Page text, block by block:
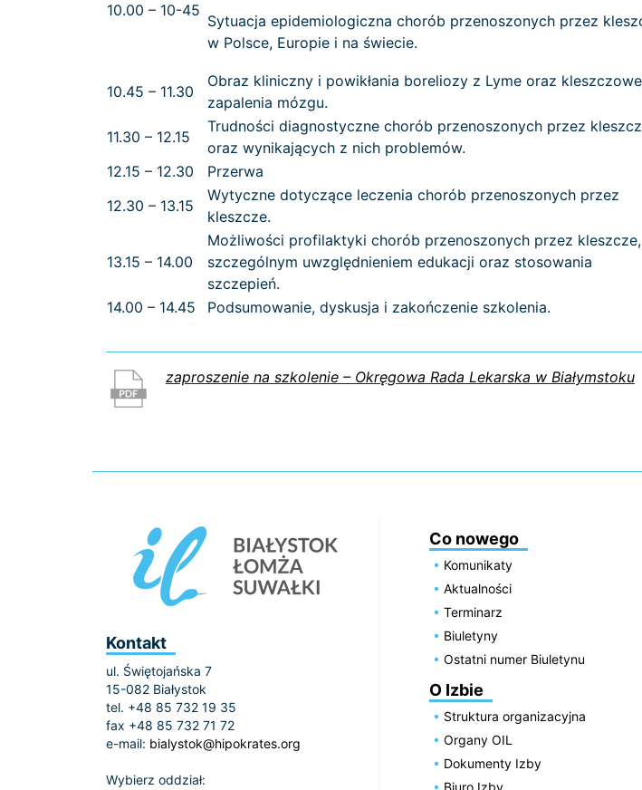
10.00 – 10-45
Sytuacja epidemiologiczna chorób przenoszonych przez
w Polsce, Europie i na świecie.
10.45 – 11.30
Obraz kliniczny i powikłania boreliozy z Lyme oraz
zapalenia mózgu.
11.30 – 12.15
Trudności diagnostyczne chorób przenoszonych przez
oraz wynikających z nich problemów.
12.15 – 12.30
Przerwa
12.30 – 13.15
Wytyczne dotyczące leczenia chorób przenoszonych przez
kleszcze.
13.15 – 14.00
Możliwości profilaktyki chorób przenoszonych przez
szczególnym uwzględnieniem edukacji oraz stosowania
szczepień.
14.00 – 14.45
Podsumowanie, dyskusja i zakończenie szkolenia.
zaproszenie na szkolenie – Okręgowa Rada Lekarska w Białymstoku
Kontakt
ul. Świętojańska 7
15-082 Białystok
tel. +48 85 732 19 35
fax +48 85 732 71 72
e-mail: bialystok@hipokrates.org
Wybierz oddział:
Co nowego
Komunikaty
Aktualności
Terminarz
Biuletyny
Ostatni numer Biuletynu
O Izbie
Struktura organizacyjna
Organy OIL
Dokumenty Izby